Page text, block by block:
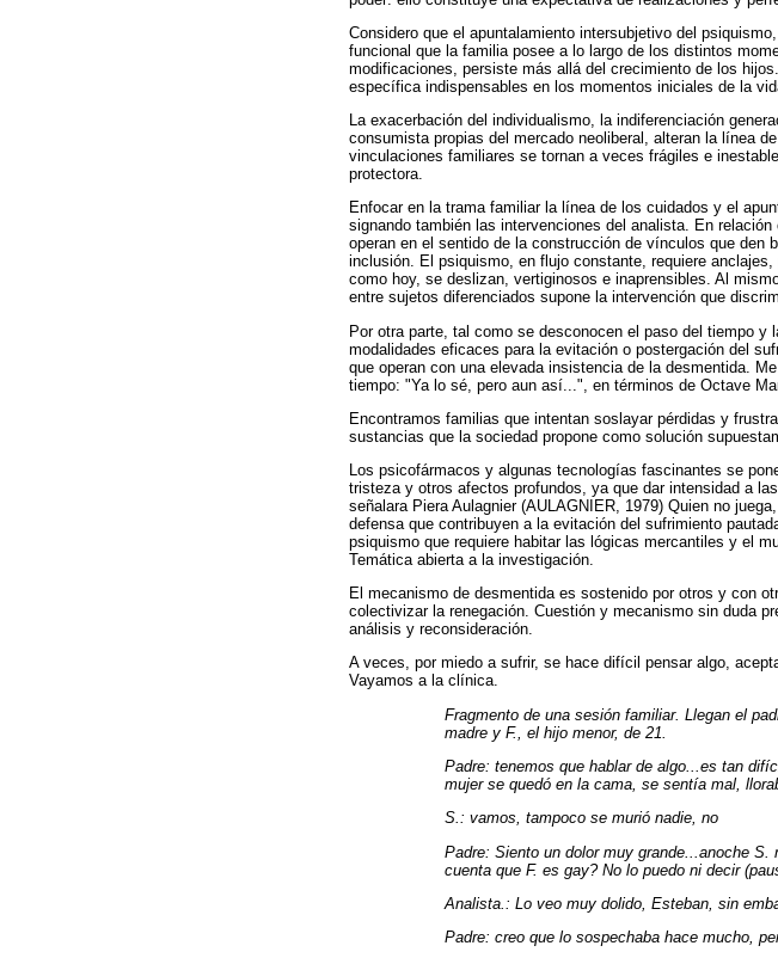
Considero que el apuntalamiento intersubjetivo del
funcional que la familia posee a lo largo de los distintos
modificaciones, persiste más allá del crecimiento de los
específica indispensables en los momentos iniciales de la
La exacerbación del individualismo, la indiferenciación
consumista propias del mercado neoliberal, alteran la línea
vinculaciones familiares se tornan a veces frágiles e
protectora.
Enfocar en la trama familiar la línea de los cuidados y el
signando también las intervenciones del analista. En
operan en el sentido de la construcción de vínculos que den
inclusión. El psiquismo, en flujo constante, requiere
como hoy, se deslizan, vertiginosos e inaprensibles. Al
entre sujetos diferenciados supone la intervención que
Por otra parte, tal como se desconocen el paso del tiempo
modalidades eficaces para la evitación o postergación del
que operan con una elevada insistencia de la desmentida.
tiempo: "Ya lo sé, pero aun así...", en términos de Octave
Encontramos familias que intentan soslayar pérdidas y
sustancias que la sociedad propone como solución
Los psicofármacos y algunas tecnologías fascinantes se
tristeza y otros afectos profundos, ya que dar intensidad a
señalara Piera Aulagnier (AULAGNIER, 1979) Quien no
defensa que contribuyen a la evitación del sufrimiento
psiquismo que requiere habitar las lógicas mercantiles y el
Temática abierta a la investigación.
El mecanismo de desmentida es sostenido por otros y con
colectivizar la renegación. Cuestión y mecanismo sin duda
análisis y reconsideración.
A veces, por miedo a sufrir, se hace difícil pensar algo,
Vayamos a la clínica.
Fragmento de una sesión familiar. Llegan el
madre y F., el hijo menor, de 21.
Padre: tenemos que hablar de algo...es tan
mujer se quedó en la cama, se sentía mal,
S.: vamos, tampoco se murió nadie, no
Padre: Siento un dolor muy grande...anoche
cuenta que F. es gay? No lo puedo ni decir
Analista.: Lo veo muy dolido, Esteban, sin
Padre: creo que lo sospechaba hace mucho,